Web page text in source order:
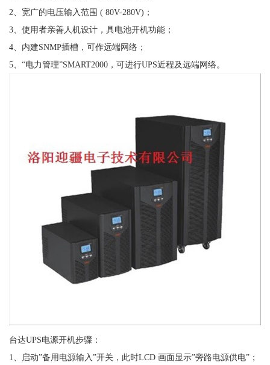
2、宽广的电压输入范围 ( 80V-280V)；
3、使用者亲善人机设计，具电池开机功能；
4、内建SNMP插槽，可作远端网络；
5、“电力管理”SMART2000，可进行UPS近程及远端网络。
台达UPS电源开机步骤：
1、启动”备用电源输入”开关，此时LCD 画面显示”旁路电源供电”；